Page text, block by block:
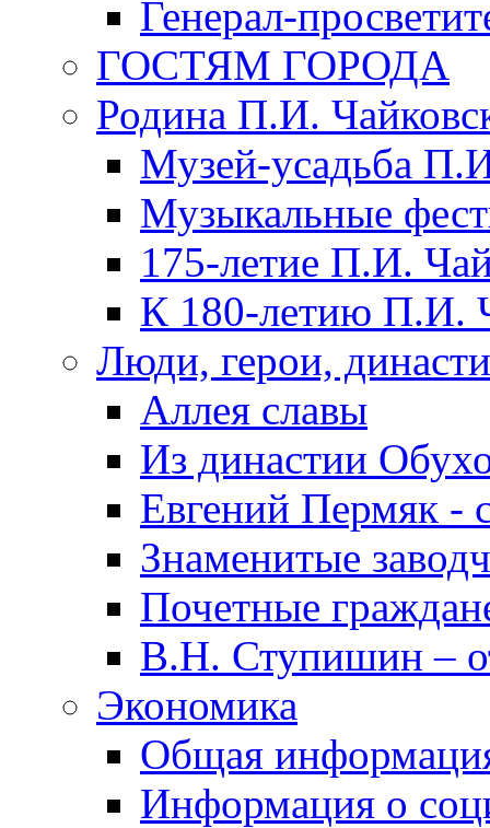
Генерал-
ГОСТЯМ ГОРОДА
Родина П.И.
Музей-усадьба
Музыкальные
175-летие П.И.
К 180-летию П.И.
Люди, герои,
Аллея славы
Из династии
Евгений Пермяк -
Знаменитые
Почетные
В.Н. Ступишин –
Экономика
Общая
Информация о